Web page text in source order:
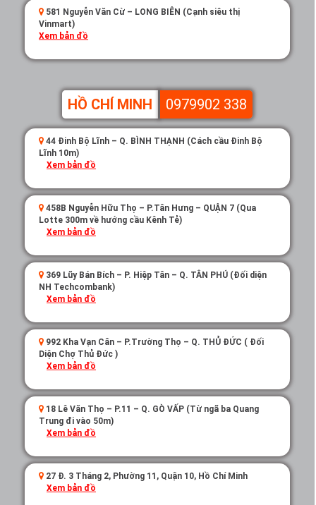
Để được cập nhật thông tin CTKM về sản phẩm giày
patin, tham khảo thêm tại trang website
581 Nguyễn Văn Cừ – LONG BIÊN (Cạnh siêu thị
Vinmart)
Xem bản đồ
HỒ CHÍ MINH 0979902 338
44 Đinh Bộ Lĩnh – Q. BÌNH THẠNH (Cách cầu Đinh Bộ
Lĩnh 10m)
Xem bản đồ
458B Nguyễn Hữu Thọ – P.Tân Hưng – QUẬN 7 (Qua
Lotte 300m về hướng cầu Kênh Tẻ)
Xem bản đồ
369 Lũy Bán Bích – P. Hiệp Tân – Q. TÂN PHÚ (Đối diện
NH Techcombank)
Xem bản đồ
992 Kha Vạn Cân – P.Trường Thọ – Q. THỦ ĐỨC ( Đối
Diện Chợ Thủ Đức )
Xem bản đồ
18 Lê Văn Thọ – P.11 – Q. GÒ VẤP (Từ ngã ba Quang
Trung đi vào 50m)
Xem bản đồ
27 Đ. 3 Tháng 2, Phường 11, Quận 10, Hồ Chí Minh
Xem bản đồ